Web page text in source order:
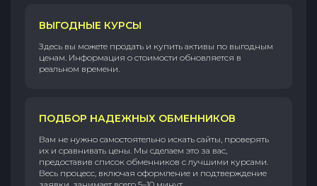
ВЫГОДНЫЕ КУРСЫ
Здесь вы можете продать и купить активы по выгодным
ценам. Информация о стоимости обновляется в
реальном времени.
ПОДБОР НАДЕЖНЫХ ОБМЕННИКОВ
Вам не нужно самостоятельно искать сайты, проверять
их и сравнивать цены. Мы сделаем это за вас,
предоставив список обменников с лучшими курсами.
Весь процесс, включая оформление и подтверждение